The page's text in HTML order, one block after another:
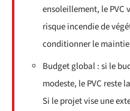
ensoleillement, le PVC
risque incendie de
conditionner le
Budget global : si le
modeste, le PVC reste
Si le projet vise une